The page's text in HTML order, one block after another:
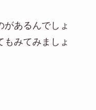
あるんでしょ
みてみましょ